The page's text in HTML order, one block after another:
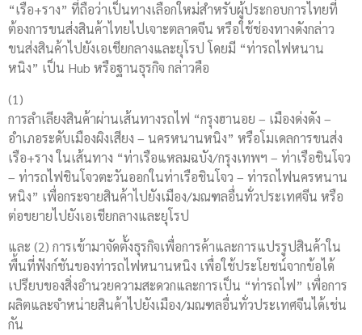
“เรือ+ราง” ที่ถือว่าเป็นทางเลือกใหม่สำหรับผู้ประกอบการไทยที่
ต้องการขนส่งสินค้าไทยไปเจาะตลาดจีน หรือใช้ช่องทางดังกล่าว
ขนส่งสินค้าไปยังเอเชียกลางและยุโรป โดยมี “ท่ารถไฟหนาน
หนิง” เป็น Hub หรือฐานธุรกิจ กล่าวคือ
(1)
การลำเลียงสินค้าผ่านเส้นทางรถไฟ “กรุงฮานอย – เมืองด่งดัง –
อำเภอระดับเมืองผิงเสียง – นครหนานหนิง” หรือโมเดลการขนส่ง
เรือ+ราง ในเส้นทาง “ท่าเรือแหลมฉบัง/กรุงเทพฯ – ท่าเรือชินโจว
– ท่ารถไฟชินโจวตะวันออกในท่าเรือชินโจว – ท่ารถไฟนครหนาน
หนิง” เพื่อกระจายสินค้าไปยังเมือง/มณฑลอื่นทั่วประเทศจีน หรือ
ต่อขยายไปยังเอเชียกลางและยุโรป
และ (2) การเข้ามาจัดตั้งธุรกิจเพื่อการค้าและการแปรรูปสินค้าใน
พื้นที่ฟังก์ชันของท่ารถไฟหนานหนิง เพื่อใช้ประโยชน์จากข้อได้
เปรียบของสิ่งอำนวยความสะดวกและการเป็น “ท่ารถไฟ” เพื่อการ
ผลิตและจำหน่ายสินค้าไปยังเมือง/มณฑลอื่นทั่วประเทศจีนได้เช่น
กัน